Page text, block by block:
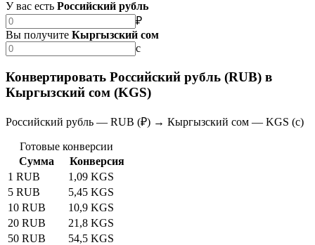
У вас есть Российский рубль
₽
Вы получите Кыргызский сом
с
Конвертировать Российский рубль (RUB) в
Кыргызский сом (KGS)
Российский рубль — RUB (₽) → Кыргызский сом — KGS (с)
Готовые конверсии
Сумма
Конверсия
1 RUB
1,09 KGS
5 RUB
5,45 KGS
10 RUB
10,9 KGS
20 RUB
21,8 KGS
50 RUB
54,5 KGS